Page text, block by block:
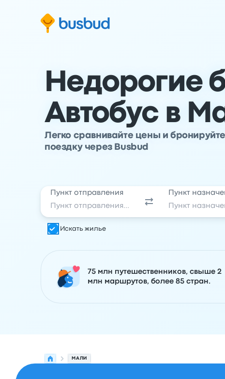
к форме поиска
к основной информации
к нижнему колонтитулу
Недорогие
Автобус в
Легко сравнивайте цены и
поездку через Busbud
Пункт отправления Пункт
Искать жилье
75 млн путешественников, свыше 2
млн маршрутов, более 85 стран.
МАЛИ